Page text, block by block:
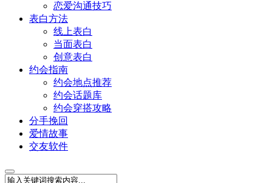
恋爱沟通技巧
表白方法
线上表白
当面表白
创意表白
约会指南
约会地点推荐
约会话题库
约会穿搭攻略
分手挽回
爱情故事
交友软件